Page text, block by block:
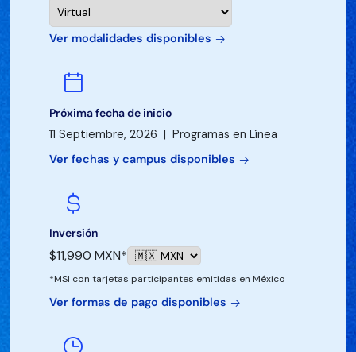
Ver modalidades disponibles
Próxima fecha de inicio
11 Septiembre, 2026 | Programas en Línea
Ver fechas y campus disponibles
Inversión
$11,990 MXN*
*MSI con tarjetas participantes emitidas en México
Ver formas de pago disponibles